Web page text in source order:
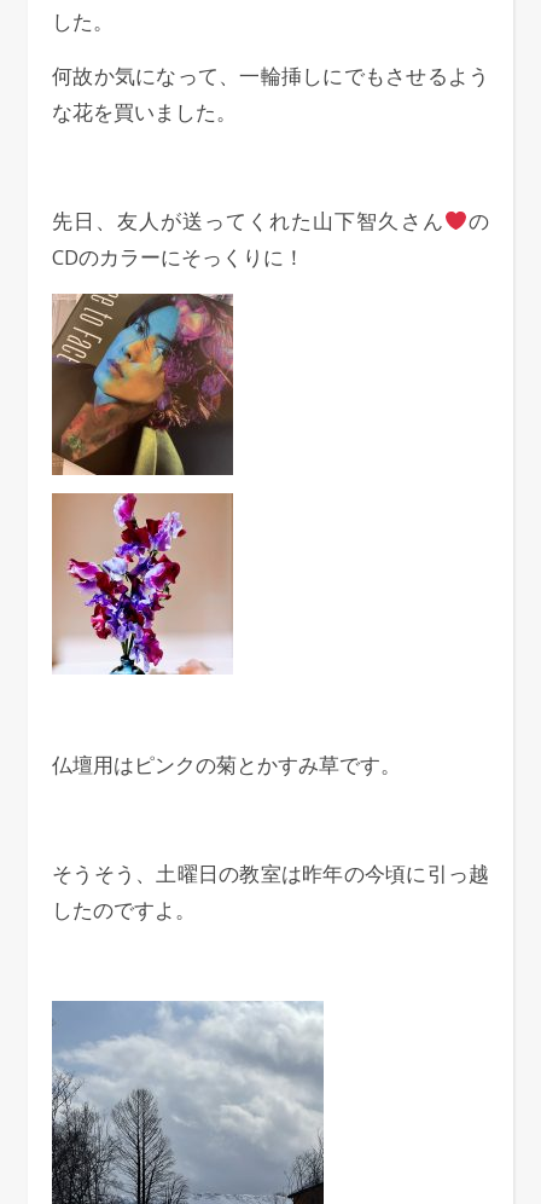
した。
何故か気になって、一輪挿しにでもさせるよう
な花を買いました。
先日、友人が送ってくれた山下智久さん
の
CDのカラーにそっくりに！
仏壇用はピンクの菊とかすみ草です。
そうそう、土曜日の教室は昨年の今頃に引っ越
したのですよ。